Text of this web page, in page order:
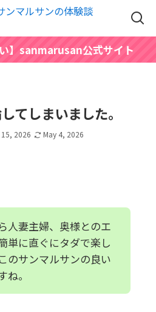
い】sanmarusan公式サイト
てしまいました。
2026 May 4, 2026
人妻主婦、奥様とのエ
単に直ぐにタダで楽し
のサンマルサンの良い
ね。